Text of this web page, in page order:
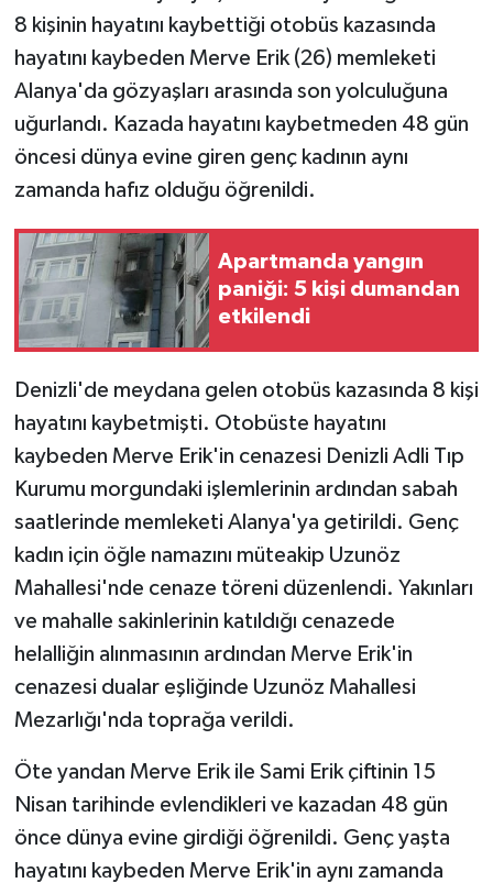
8 kişinin hayatını kaybettiği otobüs kazasında
hayatını kaybeden Merve Erik (26) memleketi
Alanya'da gözyaşları arasında son yolculuğuna
uğurlandı. Kazada hayatını kaybetmeden 48 gün
öncesi dünya evine giren genç kadının aynı
zamanda hafız olduğu öğrenildi.
Apartmanda yangın
paniği: 5 kişi dumandan
etkilendi
Denizli'de meydana gelen otobüs kazasında 8 kişi
hayatını kaybetmişti. Otobüste hayatını
kaybeden Merve Erik'in cenazesi Denizli Adli Tıp
Kurumu morgundaki işlemlerinin ardından sabah
saatlerinde memleketi Alanya'ya getirildi. Genç
kadın için öğle namazını müteakip Uzunöz
Mahallesi'nde cenaze töreni düzenlendi. Yakınları
ve mahalle sakinlerinin katıldığı cenazede
helalliğin alınmasının ardından Merve Erik'in
cenazesi dualar eşliğinde Uzunöz Mahallesi
Mezarlığı'nda toprağa verildi.
Öte yandan Merve Erik ile Sami Erik çiftinin 15
Nisan tarihinde evlendikleri ve kazadan 48 gün
önce dünya evine girdiği öğrenildi. Genç yaşta
hayatını kaybeden Merve Erik'in aynı zamanda
Güvenlik
HABERDE İNSAN
İNSAN
Jandarma
Kadın
KÜLTÜR SANAT
MAGAZİN
Otomobil
POLİTİKA
Sağlık
SİYASET
SPOR HABERLERİ
TEKNOLOJİ
Turizm